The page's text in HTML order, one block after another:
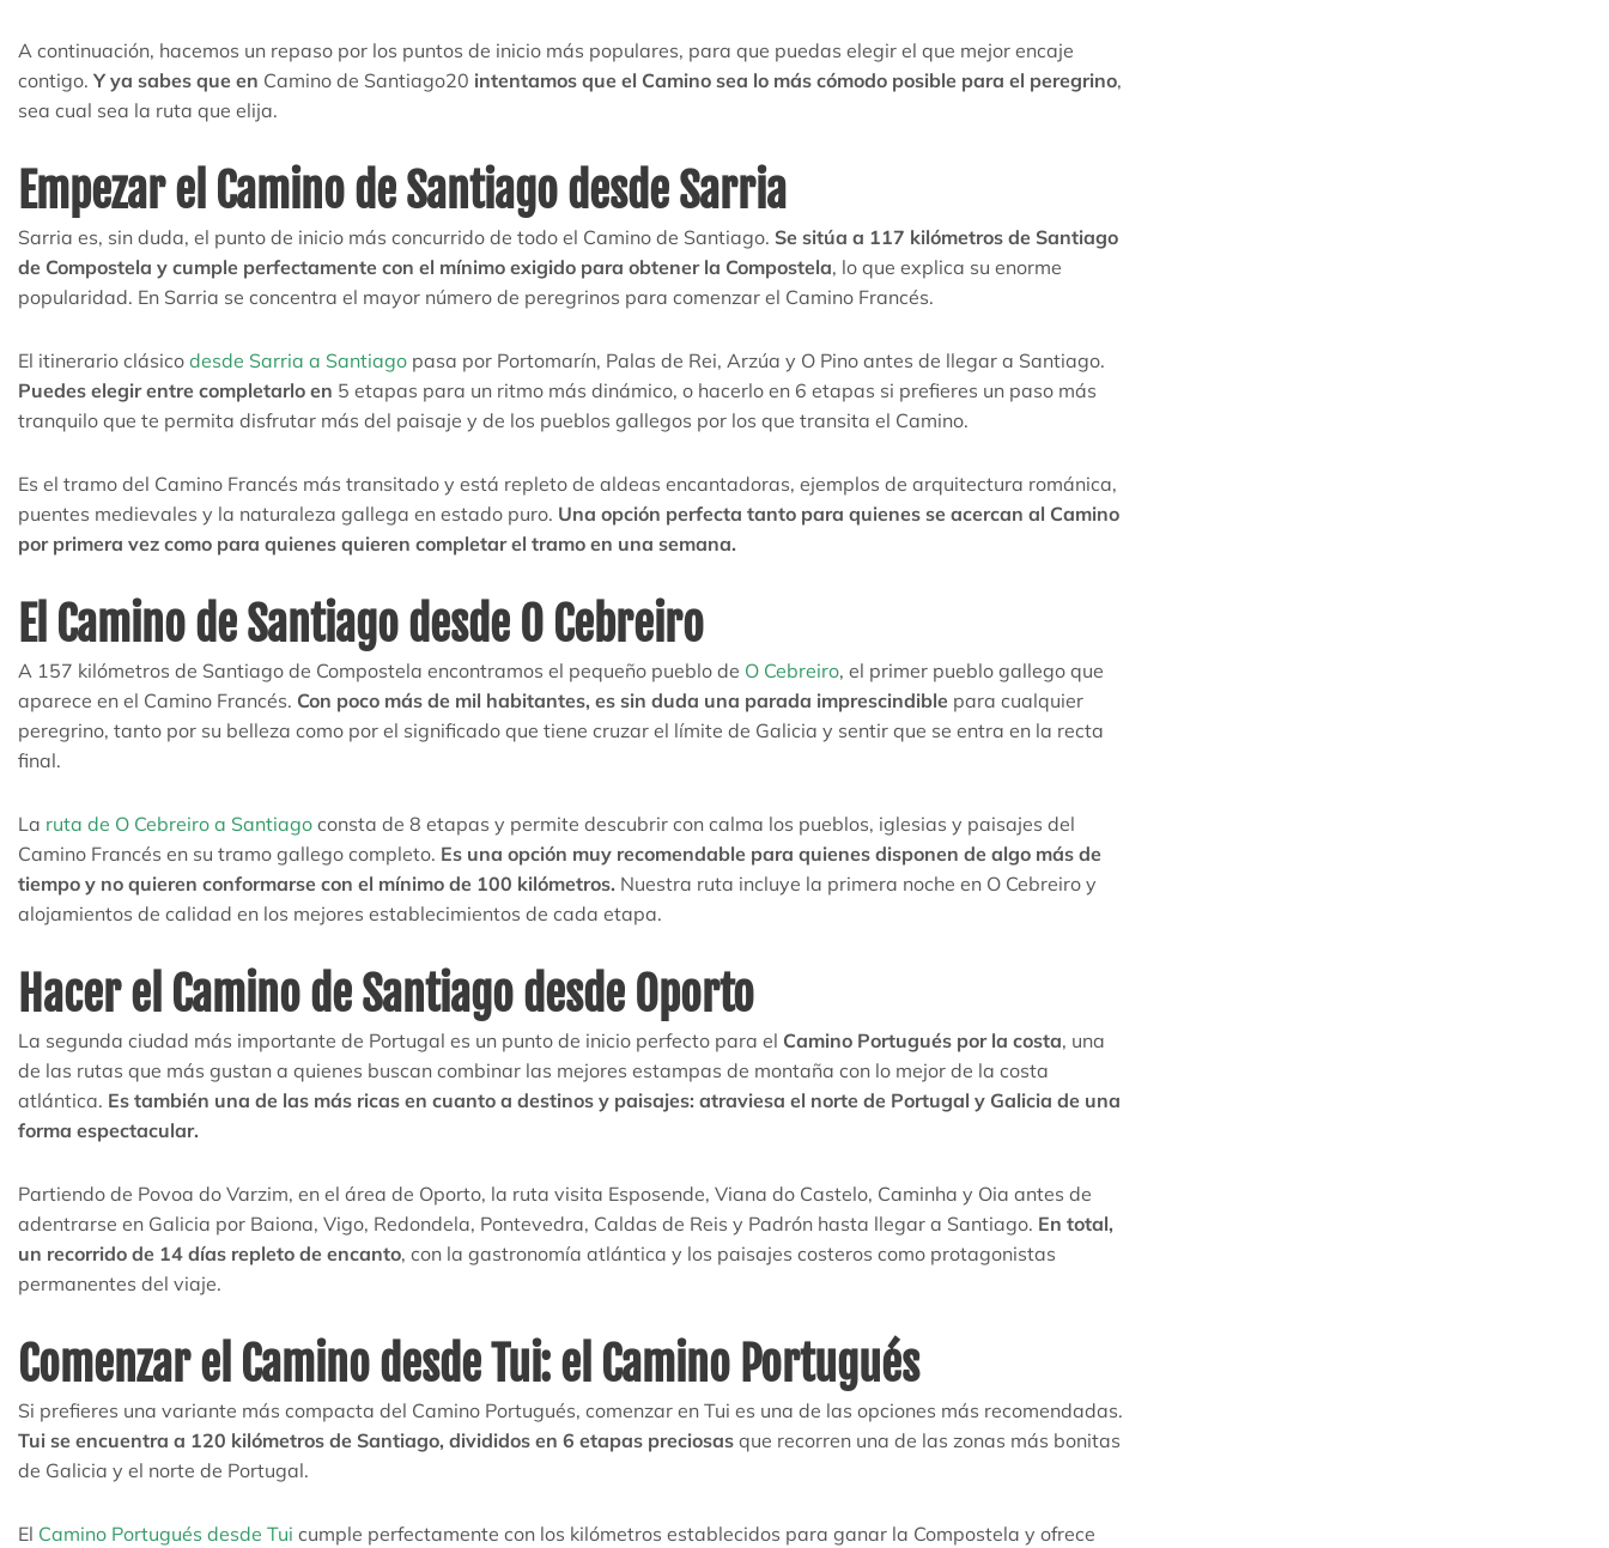
A continuación, hacemos un repaso por los puntos de inicio más populares, para que puedas elegir el que mejor encaje
contigo. Y ya sabes que en Camino de Santiago20 intentamos que el Camino sea lo más cómodo posible para el peregrino,
sea cual sea la ruta que elija.
Empezar el Camino de Santiago desde Sarria
Sarria es, sin duda, el punto de inicio más concurrido de todo el Camino de Santiago. Se sitúa a 117 kilómetros de Santiago
de Compostela y cumple perfectamente con el mínimo exigido para obtener la Compostela, lo que explica su enorme
popularidad. En Sarria se concentra el mayor número de peregrinos para comenzar el Camino Francés.
El itinerario clásico desde Sarria a Santiago pasa por Portomarín, Palas de Rei, Arzúa y O Pino antes de llegar a Santiago.
Puedes elegir entre completarlo en 5 etapas para un ritmo más dinámico, o hacerlo en 6 etapas si prefieres un paso más
tranquilo que te permita disfrutar más del paisaje y de los pueblos gallegos por los que transita el Camino.
Es el tramo del Camino Francés más transitado y está repleto de aldeas encantadoras, ejemplos de arquitectura románica,
puentes medievales y la naturaleza gallega en estado puro. Una opción perfecta tanto para quienes se acercan al Camino
por primera vez como para quienes quieren completar el tramo en una semana.
El Camino de Santiago desde O Cebreiro
A 157 kilómetros de Santiago de Compostela encontramos el pequeño pueblo de O Cebreiro, el primer pueblo gallego que
aparece en el Camino Francés. Con poco más de mil habitantes, es sin duda una parada imprescindible para cualquier
peregrino, tanto por su belleza como por el significado que tiene cruzar el límite de Galicia y sentir que se entra en la recta
final.
La ruta de O Cebreiro a Santiago consta de 8 etapas y permite descubrir con calma los pueblos, iglesias y paisajes del
Camino Francés en su tramo gallego completo. Es una opción muy recomendable para quienes disponen de algo más de
tiempo y no quieren conformarse con el mínimo de 100 kilómetros. Nuestra ruta incluye la primera noche en O Cebreiro y
alojamientos de calidad en los mejores establecimientos de cada etapa.
Hacer el Camino de Santiago desde Oporto
La segunda ciudad más importante de Portugal es un punto de inicio perfecto para el Camino Portugués por la costa, una
de las rutas que más gustan a quienes buscan combinar las mejores estampas de montaña con lo mejor de la costa
atlántica. Es también una de las más ricas en cuanto a destinos y paisajes: atraviesa el norte de Portugal y Galicia de una
forma espectacular.
Partiendo de Povoa do Varzim, en el área de Oporto, la ruta visita Esposende, Viana do Castelo, Caminha y Oia antes de
adentrarse en Galicia por Baiona, Vigo, Redondela, Pontevedra, Caldas de Reis y Padrón hasta llegar a Santiago. En total,
un recorrido de 14 días repleto de encanto, con la gastronomía atlántica y los paisajes costeros como protagonistas
permanentes del viaje.
Comenzar el Camino desde Tui: el Camino Portugués
Si prefieres una variante más compacta del Camino Portugués, comenzar en Tui es una de las opciones más recomendadas.
Tui se encuentra a 120 kilómetros de Santiago, divididos en 6 etapas preciosas que recorren una de las zonas más bonitas
de Galicia y el norte de Portugal.
El Camino Portugués desde Tui cumple perfectamente con los kilómetros establecidos para ganar la Compostela y ofrece